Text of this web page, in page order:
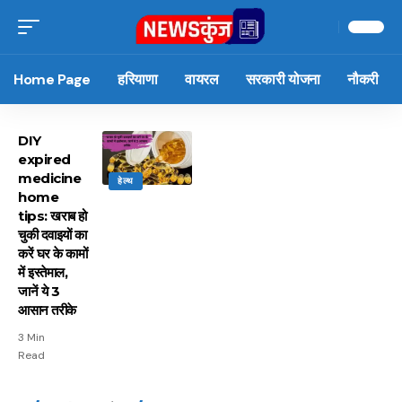
Home Page हरियाणा वायरल सरकारी योजना नौकरी
हेल्थ
DIY
expired
medicine
home
tips: खराब हो
चुकी दवाइयों का
करें घर के कामों
में इस्तेमाल,
जानें ये 3
आसान तरीके
3 Min
Read
15 नवंबर से लागू होंगे